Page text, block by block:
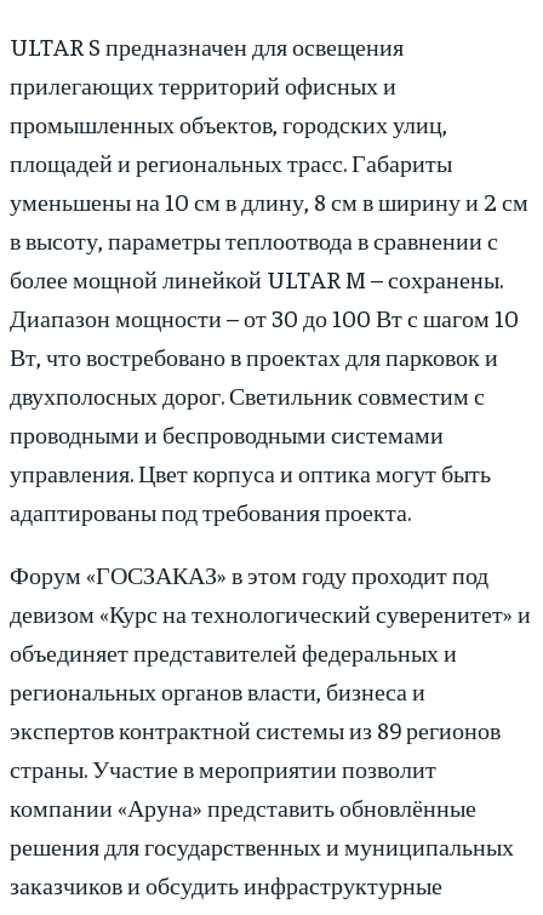
ULTAR S предназначен для освещения
прилегающих территорий офисных и
промышленных объектов, городских улиц,
площадей и региональных трасс. Габариты
уменьшены на 10 см в длину, 8 см в ширину и 2 см
в высоту, параметры теплоотвода в сравнении с
более мощной линейкой ULTAR M – сохранены.
Диапазон мощности – от 30 до 100 Вт с шагом 10
Вт, что востребовано в проектах для парковок и
двухполосных дорог. Светильник совместим с
проводными и беспроводными системами
управления. Цвет корпуса и оптика могут быть
адаптированы под требования проекта.
Форум «ГОСЗАКАЗ» в этом году проходит под
девизом «Курс на технологический суверенитет» и
объединяет представителей федеральных и
региональных органов власти, бизнеса и
экспертов контрактной системы из 89 регионов
страны. Участие в мероприятии позволит
компании «Аруна» представить обновлённые
решения для государственных и муниципальных
заказчиков и обсудить инфраструктурные